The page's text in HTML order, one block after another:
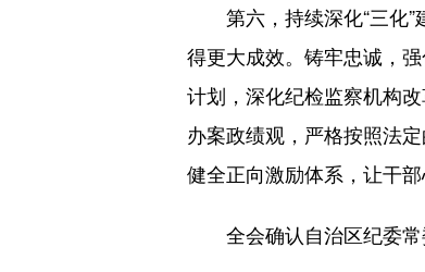
第六，持续深化“三化”
得更大成效。铸牢忠诚，
计划，深化纪检监察机构
办案政绩观，严格按照法
健全正向激励体系，让干部
全会确认自治区纪委常